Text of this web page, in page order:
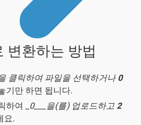
변환하는 방법
클릭하여 파일을 선택하거나 0
기만 하면 됩니다.
여 _ 0___을(를) 업로드하고 2
요.